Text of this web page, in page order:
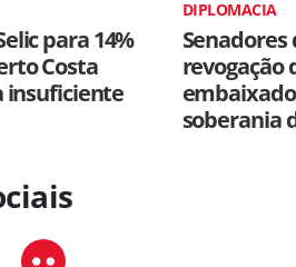
para 14%
Costa
insuficiente
DIPLOMACIA
revogação
soberania